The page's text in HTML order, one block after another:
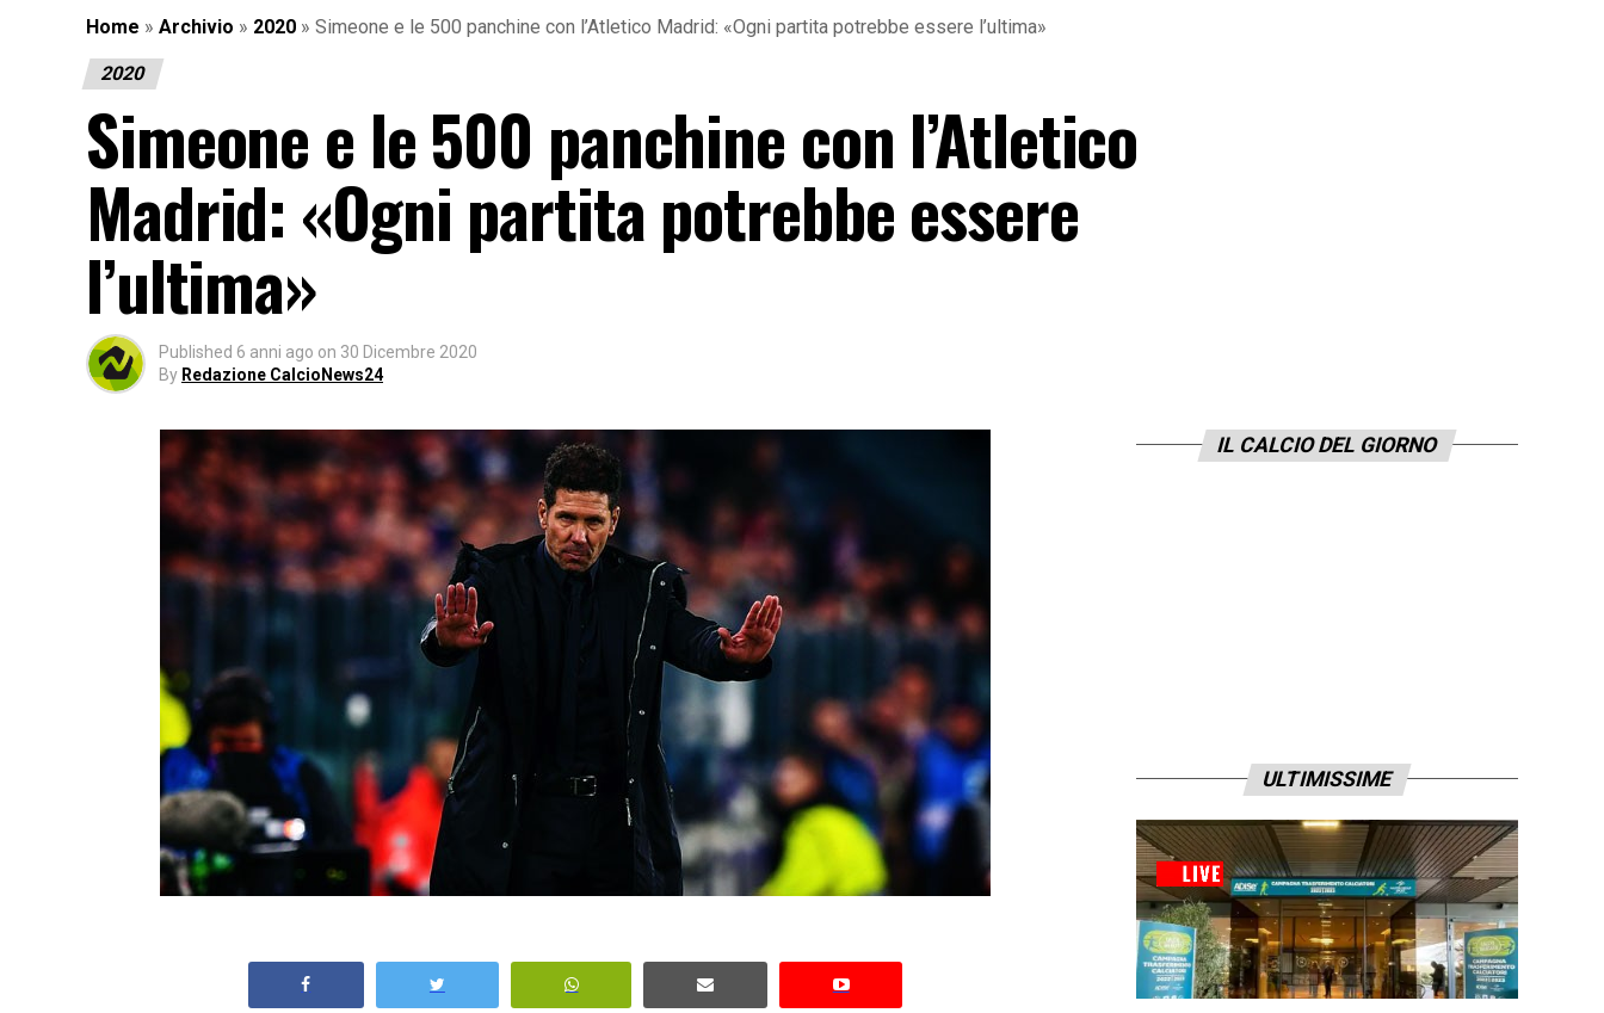
Home » Archivio » 2020 » Simeone e le 500 panchine con l’Atletico Madrid: «Ogni partita potrebbe essere l’ultima»
2020
Simeone e le 500 panchine con l’Atletico
Madrid: «Ogni partita potrebbe essere
l’ultima»
Published 6 anni ago on 30 Dicembre 2020
By Redazione CalcioNews24
IL CALCIO DEL GIORNO
ULTIMISSIME